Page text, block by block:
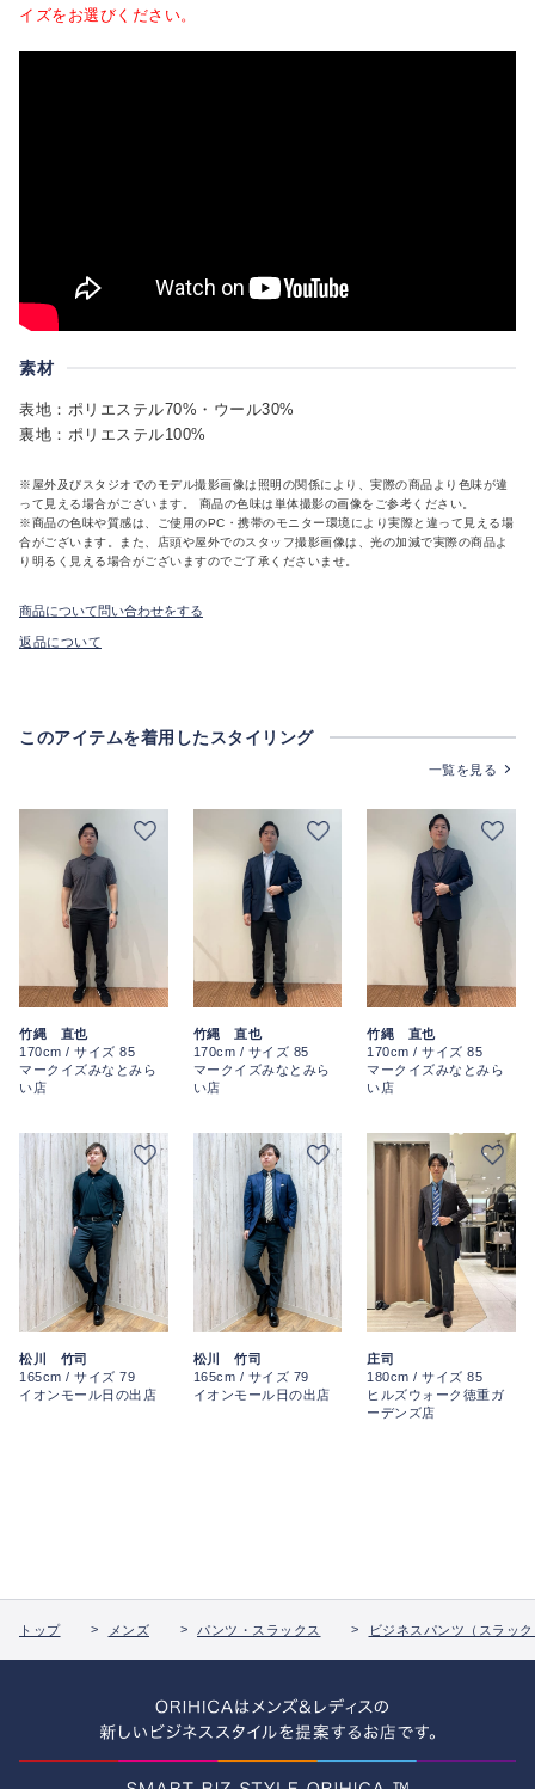
イズをお選びください。
素材
表地：ポリエステル70%・ウール30%
裏地：ポリエステル100%
※屋外及びスタジオでのモデル撮影画像は照明の関係により、実際の商品より色味が違
って見える場合がございます。 商品の色味は単体撮影の画像をご参考ください。
※商品の色味や質感は、ご使用のPC・携帯のモニター環境により実際と違って見える場
合がございます。また、店頭や屋外でのスタッフ撮影画像は、光の加減で実際の商品よ
り明るく見える場合がございますのでご了承くださいませ。
商品について問い合わせをする
返品について
このアイテムを着用したスタイリング
一覧を見る
竹縄 直也
170cm / サイズ 85
マークイズみなとみら
い店
竹縄 直也
170cm / サイズ 85
マークイズみなとみら
い店
竹縄 直也
170cm / サイズ 85
マークイズみなとみら
い店
松川 竹司
165cm / サイズ 79
イオンモール日の出店
松川 竹司
165cm / サイズ 79
イオンモール日の出店
庄司
180cm / サイズ 85
ヒルズウォーク徳重ガ
ーデンズ店
トップ メンズ パンツ・スラックス ビジネスパンツ（スラッ